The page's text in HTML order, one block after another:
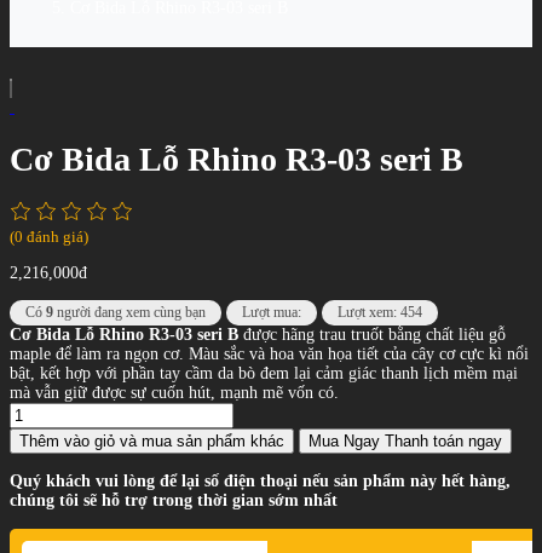
Cơ Bida Lỗ Rhino R3-03 seri B
(0 đánh giá)
2,216,000đ
Có 9 người đang xem cùng bạn Lượt mua: Lượt xem: 454
Cơ Bida Lỗ Rhino R3-03 seri B được hãng trau truốt bằng chất liệu gỗ
maple để làm ra ngọn cơ. Màu sắc và hoa văn họa tiết của cây cơ cực kì nổi
bật, kết hợp với phần tay cầm da bò đem lại cảm giác thanh lịch mềm mại
mà vẫn giữ được sự cuốn hút, mạnh mẽ vốn có.
Thêm vào giỏ và mua sản phẩm khác Mua Ngay Thanh toán ngay
Quý khách vui lòng để lại số điện thoại nếu sản phẩm này hết hàng,
chúng tôi sẽ hỗ trợ trong thời gian sớm nhất